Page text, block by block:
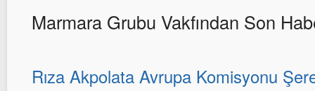
Marmara Grubu Vakfından Son
Rıza Akpolata Avrupa Komisyonu